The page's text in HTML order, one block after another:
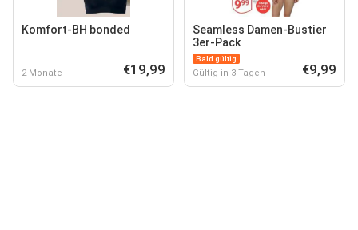
Komfort-BH bonded
2 Monate €19,99
Seamless Damen-Bustier
3er-Pack
Bald gültig
Gültig in 3 Tagen €9,99